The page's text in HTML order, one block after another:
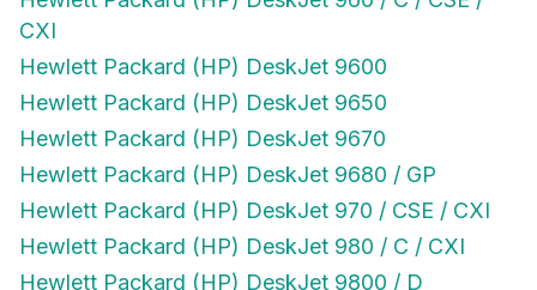
Hewlett Packard (HP) DeskJet 9600
Hewlett Packard (HP) DeskJet 9650
Hewlett Packard (HP) DeskJet 9670
Hewlett Packard (HP) DeskJet 9680 / GP
Hewlett Packard (HP) DeskJet 970 / CSE / CXI
Hewlett Packard (HP) DeskJet 980 / C / CXI
Hewlett Packard (HP) DeskJet 9800 / D